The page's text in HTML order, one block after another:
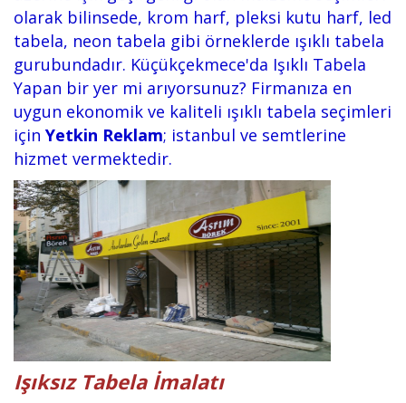
olarak bilinsede, krom harf, pleksi kutu harf, led
tabela, neon tabela gibi örneklerde ışıklı tabela
gurubundadır. Küçükçekmece'da Işıklı Tabela
Yapan bir yer mi arıyorsunuz? Firmanıza en
uygun ekonomik ve kaliteli ışıklı tabela seçimleri
için Yetkin Reklam; istanbul ve semtlerine
hizmet vermektedir.
Işıksız Tabela İmalatı